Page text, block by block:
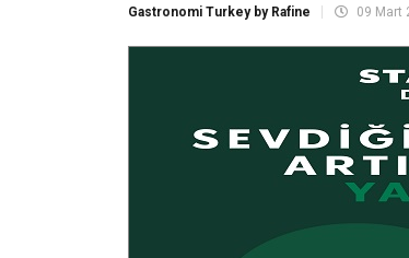
Gastronomi Turkey by Rafine 09 Mart